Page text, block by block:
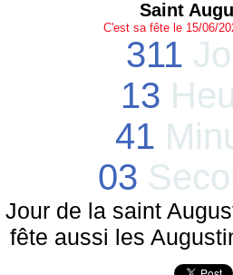
Saint
C'est sa fête le 15/06/
311
13
41
03
Jour de la saint
fête aussi les